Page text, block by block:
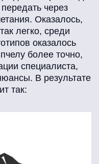
через
Оказалось,
легко, среди
оказалось
более точно,
специалиста,
В результате
так: